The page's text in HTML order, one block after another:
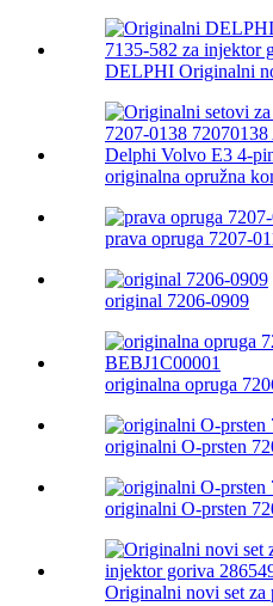
DELPHI Originalni
originalna opružna
prava opruga 7207-
original 7206-0909
originalna opruga
originalni O-prsten
originalni O-prsten
Originalni novi set za